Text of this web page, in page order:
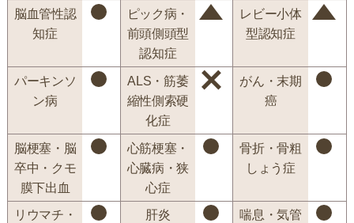
脳血管性認
知症
ピック病・
前頭側頭型
認知症
レビー小体
型認知症
パーキンソ
ン病
ALS・筋萎
縮性側索硬
化症
がん・末期
癌
脳梗塞・脳
卒中・クモ
膜下出血
心筋梗塞・
心臓病・狭
心症
骨折・骨粗
しょう症
リウマチ・
肝炎
喘息・気管